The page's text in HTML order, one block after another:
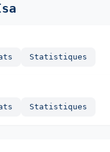
Statistiques
Statistiques